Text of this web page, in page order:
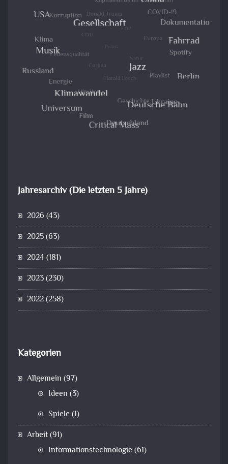
Jahresarchiv (Die letzten 5 Jahre)
2026 (43)
2025(63)
2024(181)
2023(230)
2022(258)
Kategorien
Allgemein (97)
Ideen (3)
Spiele (1)
Arbeit(91)
Informationstechnologie (61)